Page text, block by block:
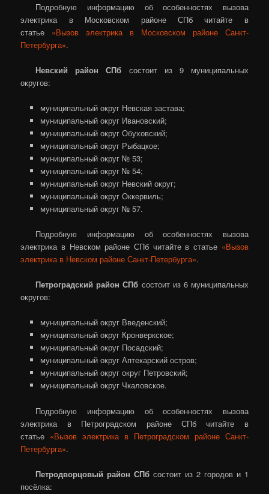
Подробную информацию об особенностях вызова
электрика в Московском районе СПб читайте в
статье «Вызов электрика в Московском районе Санкт-
Петербурга».
Невский район СПб состоит из 9 муниципальных
округов:
муниципальный округ Невская застава;
муниципальный округ Ивановский;
муниципальный округ Обуховский;
муниципальный округ Рыбацкое;
муниципальный округ № 53;
муниципальный округ № 54;
муниципальный округ Невский округ;
муниципальный округ Оккервиль;
муниципальный округ № 57.
Подробную информацию об особенностях вызова
электрика в Невском районе СПб читайте в статье «Вызов
электрика в Невском районе Санкт-Петербурга».
Петроградский район СПб состоит из 6 муниципальных
округов:
муниципальный округ Введенский;
муниципальный округ Кронверкское;
муниципальный округ Посадский;
муниципальный округ Аптекарский остров;
муниципальный округ округ Петровский;
муниципальный округ Чкаловское.
Подробную информацию об особенностях вызова
электрика в Петроградском районе СПб читайте в
статье «Вызов электрика в Петроградском районе Санкт-
Петербурга».
Петродворцовый район СПб состоит из 2 городов и 1
посёлка: